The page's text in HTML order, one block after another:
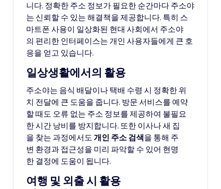
니다. 정확한 주소 정보가 필요한 순간마다 주소야
는 신뢰할 수 있는 해결책을 제공합니다. 특히 스
마트폰 사용이 일상화된 현대 사회에서 주소야
의 편리한 인터페이스는 개인 사용자들에게 큰 호
응을 얻고 있습니다.
일상생활에서의 활용
주소야는 음식 배달이나 택배 수령 시 정확한 위
치 전달에 큰 도움을 줍니다. 방문 서비스를 예약
할 때도 오류 없는 주소 정보를 제공하여 불필요
한 시간 낭비를 방지합니다. 또한 이사나 새 집
을 찾는 과정에서도 개인 주소 검색을 통해 주
변 환경과 접근성을 미리 파악할 수 있어 현명
한 결정에 도움이 됩니다.
여행 및 외출 시 활용